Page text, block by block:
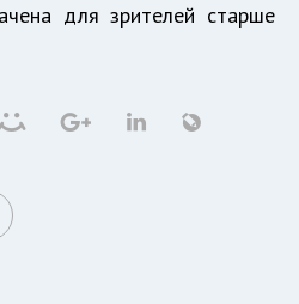
для зрителей старше